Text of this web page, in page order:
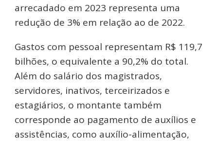
arrecadado em 2023 representa uma
redução de 3% em relação ao de 2022.
Gastos com pessoal representam R$ 119,7
bilhões, o equivalente a 90,2% do total.
Além do salário dos magistrados,
servidores, inativos, terceirizados e
estagiários, o montante também
corresponde ao pagamento de auxílios e
assistências, como auxílio-alimentação,